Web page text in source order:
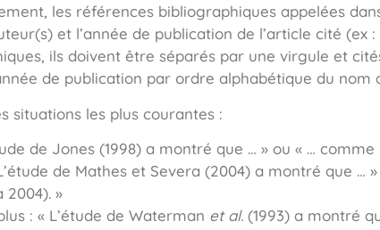
les références bibliographiques appelées
et l’année de publication de l’article cité
ils doivent être séparés par une virgule et
de publication par ordre alphabétique du nom
situations les plus courantes :
de Jones (1998) a montré que … » ou « …
de Mathes et Severa (2004) a montré que
2004). »
: « L’étude de Waterman et al. (1993) a montré